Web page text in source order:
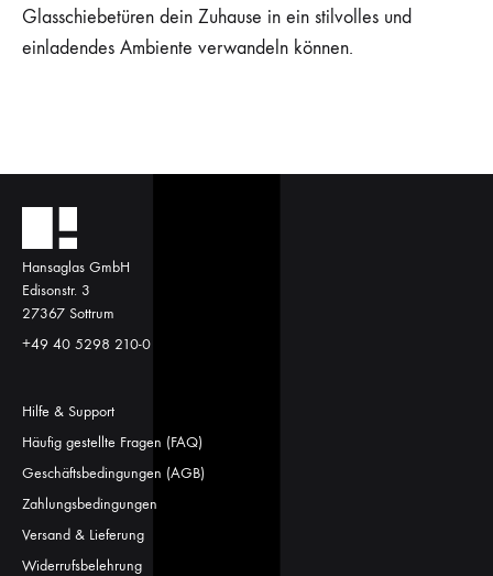
Glasschiebetüren dein Zuhause in ein stilvolles und
einladendes Ambiente verwandeln können.
Hansaglas GmbH
Edisonstr. 3
27367 Sottrum
+49 40 5298 210-0
Hilfe & Support
Häufig gestellte Fragen (FAQ)
Geschäftsbedingungen (AGB)
Zahlungsbedingungen
Versand & Lieferung
Widerrufsbelehrung